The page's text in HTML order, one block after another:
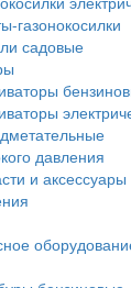
газонокосилки
садовые
давления
и